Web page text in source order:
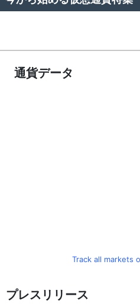
通貨データ
Track all markets
プレスリリース